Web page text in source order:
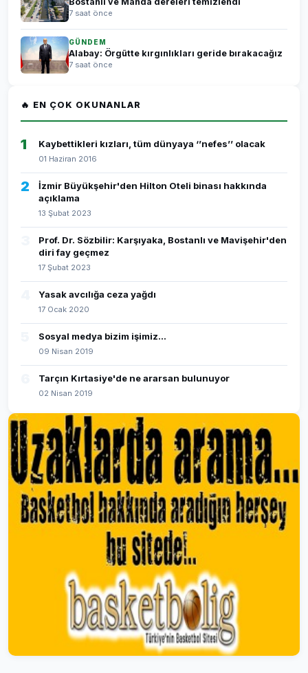
7 saat önce
GÜNDEM
Alabay: Örgütte kırgınlıkları geride bırakacağız
7 saat önce
🔥 EN ÇOK OKUNANLAR
1 Kaybettikleri kızları, tüm dünyaya ‘’nefes’’ olacak
01 Haziran 2016
2
İzmir Büyükşehir'den Hilton Oteli binası hakkında
açıklama
13 Şubat 2023
Prof. Dr. Sözbilir: Karşıyaka, Bostanlı ve Mavişehir'den
diri fay geçmez
17 Şubat 2023
Yasak avcılığa ceza yağdı
17 Ocak 2020
Sosyal medya bizim işimiz...
09 Nisan 2019
Tarçın Kırtasiye'de ne ararsan bulunuyor
02 Nisan 2019